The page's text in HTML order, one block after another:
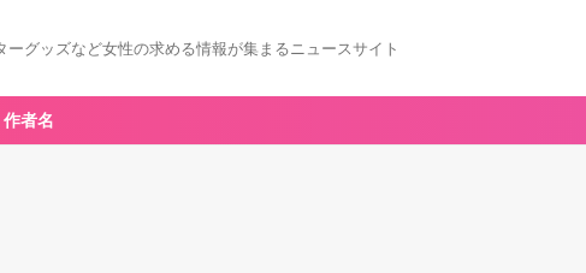
ーグッズなど女性の求める情報が集まるニュースサイト
作者名